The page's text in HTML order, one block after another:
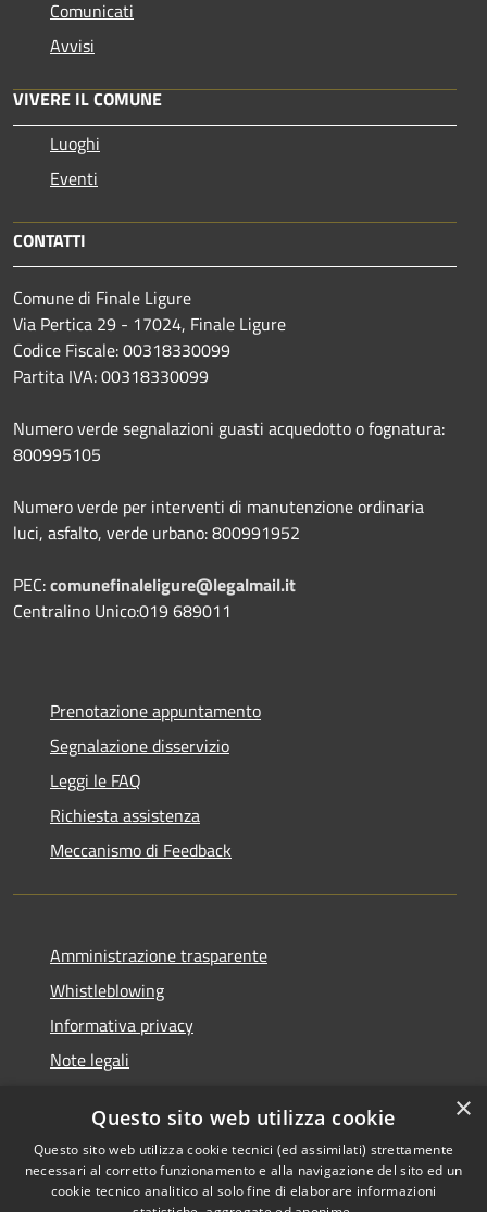
Comunicati
Avvisi
VIVERE IL COMUNE
Luoghi
Eventi
CONTATTI
Comune di Finale Ligure
Via Pertica 29 - 17024, Finale Ligure
Codice Fiscale: 00318330099
Partita IVA: 00318330099
Numero verde segnalazioni guasti acquedotto o fognatura:
800995105
Numero verde per interventi di manutenzione ordinaria
luci, asfalto, verde urbano: 800991952
PEC:comunefinaleligure@legalmail.it
Centralino Unico:019 689011
Prenotazione appuntamento
Segnalazione disservizio
Leggi le FAQ
Richiesta assistenza
Meccanismo di Feedback
Amministrazione trasparente
Whistleblowing
Informativa privacy
Note legali
Segnalazioni di inaccessibilità
×
Questo sito web utilizza cookie
Questo sito web utilizza cookie tecnici (ed assimilati) strettamente
necessari al corretto funzionamento e alla navigazione del sito ed un
cookie tecnico analitico al solo fine di elaborare informazioni